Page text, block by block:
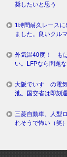
奨したいと思う
1時間耐久レース
ました。良いクル
外気温40度！ も
い。LFPなら問題
大阪でいすゞの電
池。国交省は即刻
三菱自動車、人型
れそうで怖い（笑）